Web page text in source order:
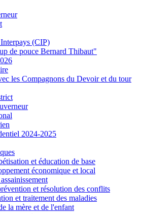
(CIP)
de pouce Bernard Thibaut"
les Compagnons du Devoir et du tour
2024-2025
et éducation de base
économique et local
et résolution des conflits
et traitement des maladies
la mère et de l'enfant